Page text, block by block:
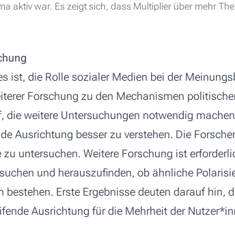
aktiv war. Es zeigt sich, dass Multiplier über mehr
ist, die Rolle sozialer Medien bei der
Forschung zu den Mechanismen
die weitere Untersuchungen notwendig
Ausrichtung besser zu verstehen. Die
untersuchen. Weitere Forschung ist
und herauszufinden, ob ähnliche
Erste Ergebnisse deuten darauf hin,
Ausrichtung für die Mehrheit der